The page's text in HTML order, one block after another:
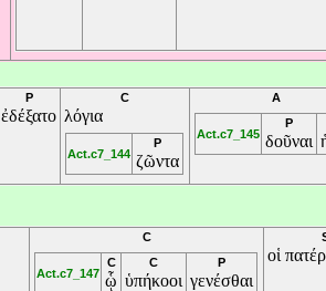
P
ἐδέξατο
C
λόγια
Act.c7_144
P
ζῶντα
A
Act.c7_145
P
δοῦναι
C
Act.c7_147
C
ᾧ
C
ὑπήκοοι
P
γενέσθαι
οἱ